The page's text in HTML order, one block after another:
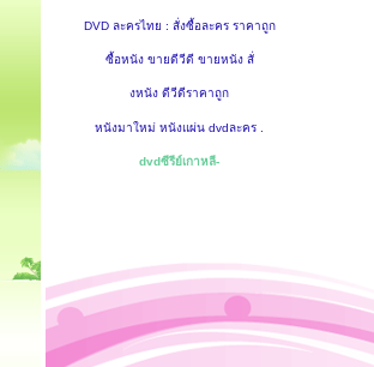
DVD ละครไทย : สั่งซื้อละคร ราคาถูก
ซื้อหนัง ขายดีวีดี ขายหนัง สั่
งหนัง ดีวีดีราคาถูก
หนังมาใหม่ หนังแผ่น dvdละคร .
dvdซีรีย์เกาหลี-